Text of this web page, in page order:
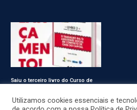
Saiu o terceiro livro do Curso de
Utilizamos cookies essenciais e